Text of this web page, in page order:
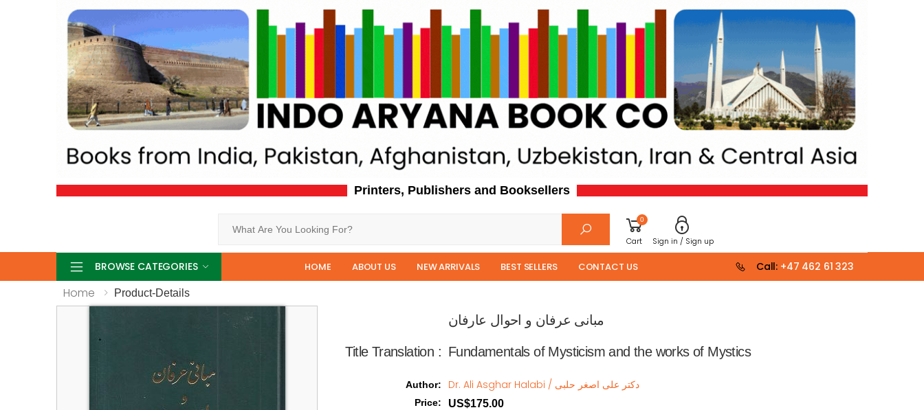
Printers, Publishers and Booksellers
0
Cart Sign in / Sign up
BROWSE CATEGORIES HOME ABOUT US NEW ARRIVALS BEST SELLERS CONTACT US Call: +47 462 61 323
Home Product-Details
Title Translation : Fundamentals of Mysticism and the works of Mystics
Author: Dr. Ali Asghar Halabi / دکتر علی اصغر حلبی
Price: US$175.00